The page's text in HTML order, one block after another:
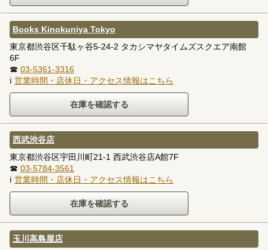
Books Kinokuniya Tokyo
東京都渋谷区千駄ヶ谷5-24-2 タカシマヤタイムズスクエア南館
6F
☎ 03-5361-3316
ℹ 営業時間・店休日・アクセス情報はこちら
西武渋谷店
東京都渋谷区宇田川町21-1 西武渋谷店A館7F
☎ 03-5784-3561
ℹ 営業時間・店休日・アクセス情報はこちら
玉川高島屋店